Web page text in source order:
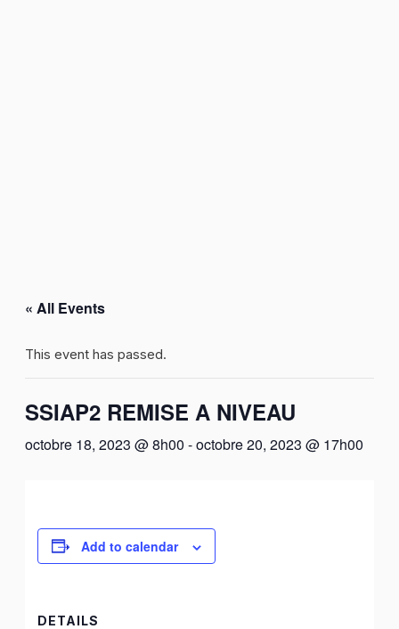
« All Events
This event has passed.
SSIAP2 REMISE A NIVEAU
octobre 18, 2023 @ 8h00 -octobre 20, 2023 @ 17h00
Add to calendar
DETAILS